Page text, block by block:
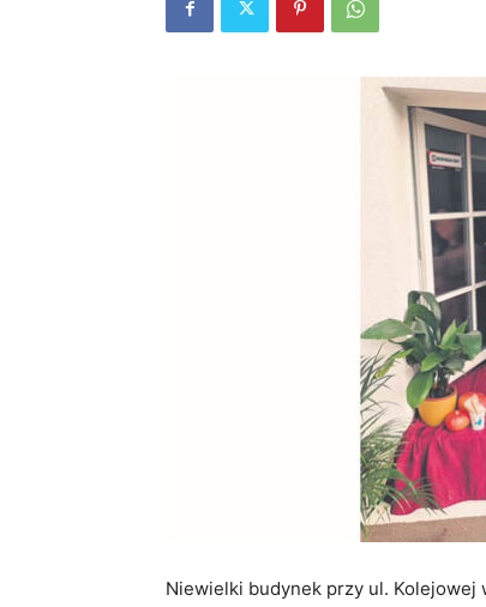
Niewielki budynek przy ul. Kolejowej